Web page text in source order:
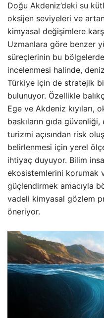
Doğu Akdeniz’deki su
oksijen seviyeleri ve
kimyasal değişimlere
Uzmanlara göre benzer
süreçlerinin bu
incelenmesi halinde,
Türkiye için de stratejik
bulunuyor. Özellikle
Ege ve Akdeniz kıyıları,
baskıların gıda
turizmi açısından risk
belirlenmesi için yerel
ihtiyaç duyuyor. Bilim
ekosistemlerini korumak
güçlendirmek amacıyla
vadeli kimyasal gözlem
öneriyor.